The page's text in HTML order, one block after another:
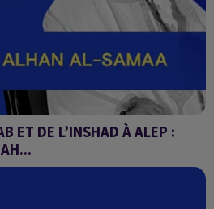
ET DE L’INSHAD À ALEP :